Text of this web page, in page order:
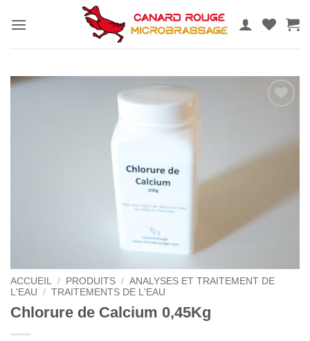
ACCUEIL / PRODUITS / ANALYSES ET TRAITEMENT DE
L'EAU
/ TRAITEMENTS DE L'EAU
Chlorure de Calcium 0,45Kg